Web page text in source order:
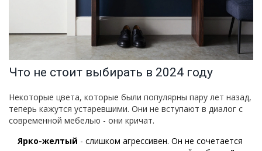
Что не стоит выбирать в 2024 году
Некоторые цвета, которые были популярны пару лет назад,
теперь кажутся устаревшими. Они не вступают в диалог с
современной мебелью - они кричат.
Ярко-желтый - слишком агрессивен. Он не сочетается